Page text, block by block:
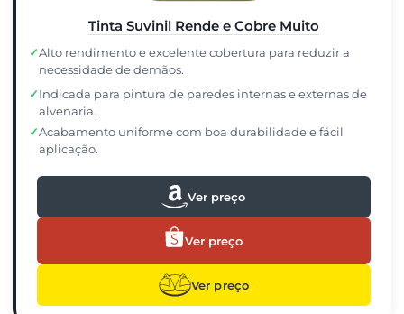
Tinta Suvinil Rende e Cobre Muito
✓Alto rendimento e excelente cobertura para reduzir a
necessidade de demãos.
✓Indicada para pintura de paredes internas e externas de
alvenaria.
✓Acabamento uniforme com boa durabilidade e fácil
aplicação.
Ver preço
Ver preço
Ver preço